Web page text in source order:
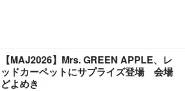
【MAJ2026】Mrs. GREEN APPLE、レ
ッドカーペットにサプライズ登場 会場
どよめき